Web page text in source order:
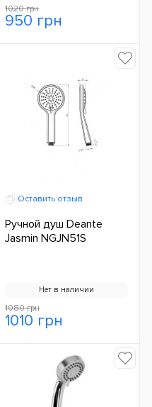
1020 грн
950 грн
Оставить отзыв
Ручной душ Deante
Jasmin NGJN51S
Нет в наличии
1080 грн
1010 грн